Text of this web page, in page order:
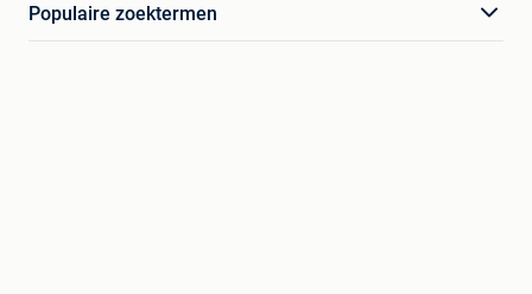
Populaire zoektermen